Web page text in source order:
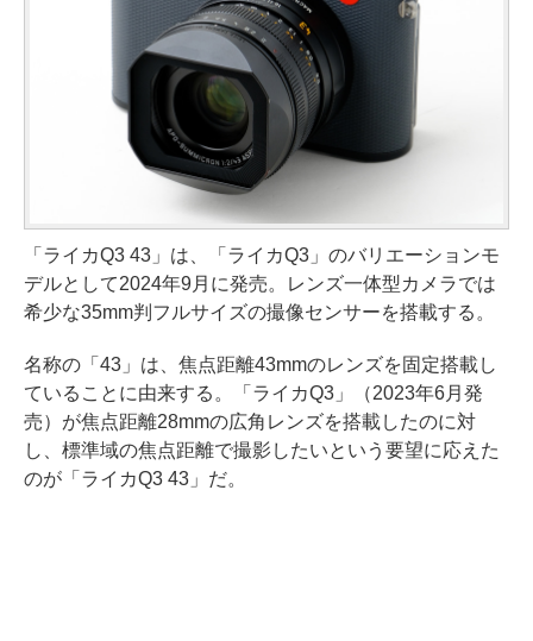
「ライカQ3 43」は、「ライカQ3」のバリエーションモ
デルとして2024年9月に発売。レンズ一体型カメラでは
希少な35mm判フルサイズの撮像センサーを搭載する。
名称の「43」は、焦点距離43mmのレンズを固定搭載し
ていることに由来する。「ライカQ3」（2023年6月発
売）が焦点距離28mmの広角レンズを搭載したのに対
し、標準域の焦点距離で撮影したいという要望に応えた
のが「ライカQ3 43」だ。